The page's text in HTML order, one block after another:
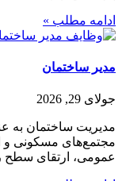
ادامه مطلب »
مدیر ساختمان
جولای 29, 2026
مدیریت ساختمان به
مجتمع‌های مسکونی و
عمومی، ارتقای سطح